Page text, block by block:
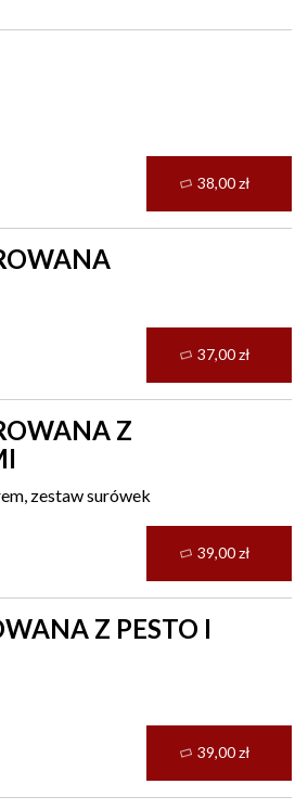
Z
zestaw surówek
Z PESTO I